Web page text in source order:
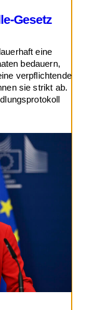
Gesetz
eine
bedauern,
verpflichtende
sie strikt ab.